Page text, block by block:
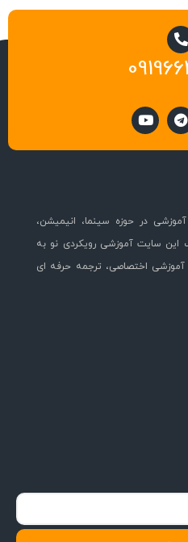
در حوزه سینما، انیمیشن،
این سایت آموزشی رویکردی نو به
اختصاصی، ترجمه حرفه ای